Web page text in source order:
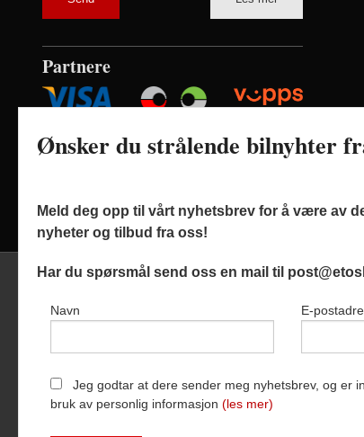
Partnere
Vår
Ønsker du strålende bilnyhter
Meld deg opp til vårt nyhetsbrev for å være av
nyheter og tilbud fra oss!
Har du spørsmål send oss en mail til
Navn E-
Jeg godtar at dere sender meg nyhetsbrev, og er
bruk av personlig informasjon (les mer)